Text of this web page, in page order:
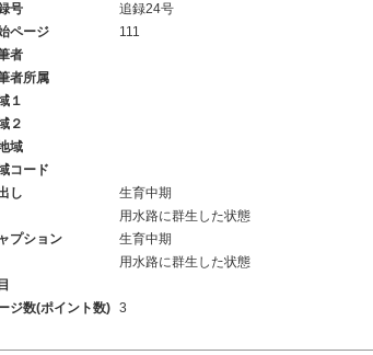
号
追録24号
ページ
111
者
者所属
１
２
域
コード
し
生育中期
用水路に群生した状態
プション
生育中期
用水路に群生した状態
ジ数(ポイント数)
3